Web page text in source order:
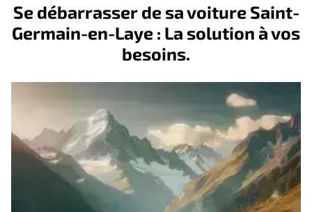
Se débarrasser de sa voiture Saint-
Germain-en-Laye : La solution à vos
besoins.